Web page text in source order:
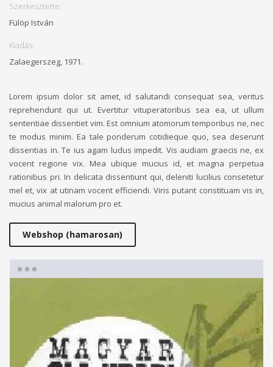
Szerkesztette:
Fülöp István
Kiadás:
Zalaegerszeg, 1971.
Lorem ipsum dolor sit amet, id salutandi consequat sea, veritus
reprehendunt qui ut. Evertitur vituperatoribus sea ea, ut ullum
sententiae dissentiet vim. Est omnium atomorum temporibus ne, nec
te modus minim. Ea tale ponderum cotidieque quo, sea deserunt
dissentias in. Te ius agam ludus impedit. Vis audiam graecis ne, ex
vocent regione vix. Mea ubique mucius id, et magna perpetua
rationibus pri. In delicata dissentiunt qui, deleniti lucilius consetetur
mel et, vix at utinam vocent efficiendi. Viris putant constituam vis in,
mucius animal malorum pro et.
Webshop (hamarosan)